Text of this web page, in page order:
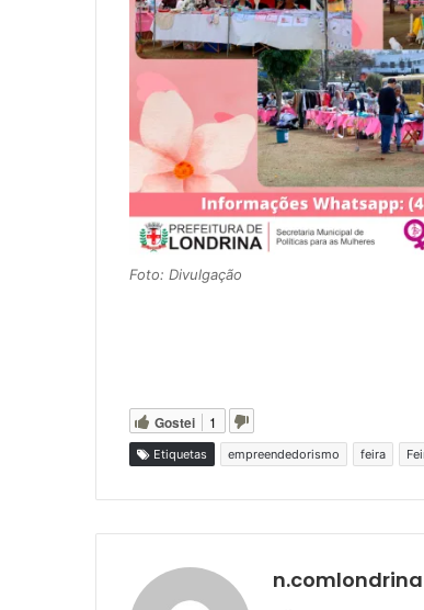
Foto: Divulgação
Gostei 1
Etiquetas empreendedorismo feira
n.comlondrina